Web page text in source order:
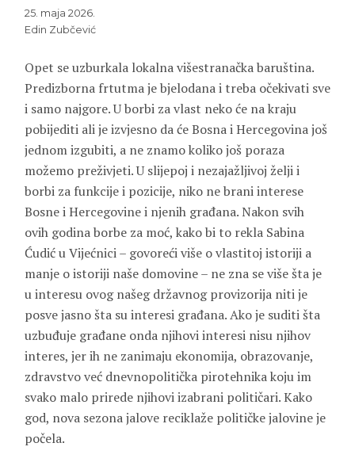
25. maja 2026.
Edin Zubčević
Opet se uzburkala lokalna višestranačka baruština.
Predizborna frtutma je bjelodana i treba očekivati sve
i samo najgore. U borbi za vlast neko će na kraju
pobijediti ali je izvjesno da će Bosna i Hercegovina još
jednom izgubiti, a ne znamo koliko još poraza
možemo preživjeti. U slijepoj i nezajažljivoj želji i
borbi za funkcije i pozicije, niko ne brani interese
Bosne i Hercegovine i njenih građana. Nakon svih
ovih godina borbe za moć, kako bi to rekla Sabina
Ćudić u Vijećnici – govoreći više o vlastitoj istoriji a
manje o istoriji naše domovine – ne zna se više šta je
u interesu ovog našeg državnog provizorija niti je
posve jasno šta su interesi građana. Ako je suditi šta
uzbuđuje građane onda njihovi interesi nisu njihov
interes, jer ih ne zanimaju ekonomija, obrazovanje,
zdravstvo već dnevnopolitička pirotehnika koju im
svako malo prirede njihovi izabrani političari. Kako
god, nova sezona jalove reciklaže političke jalovine je
počela.